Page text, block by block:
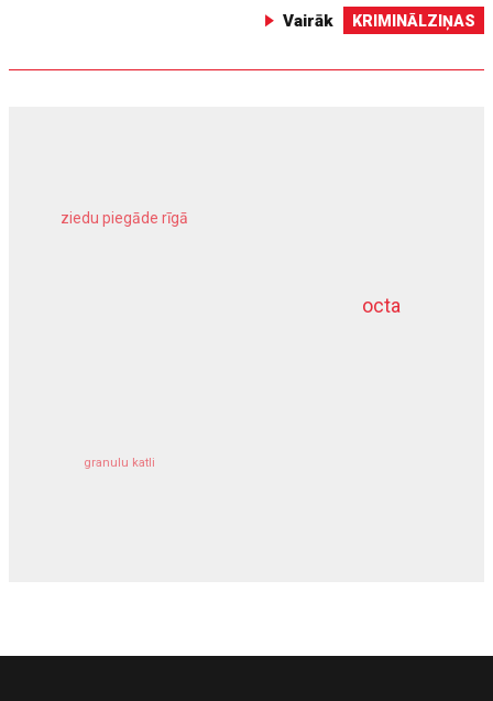
Vairāk KRIMINĀLZIŅAS
octa
ziedu piegāde rīgā
granulu katli
dziļurbums